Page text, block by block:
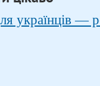
українців —